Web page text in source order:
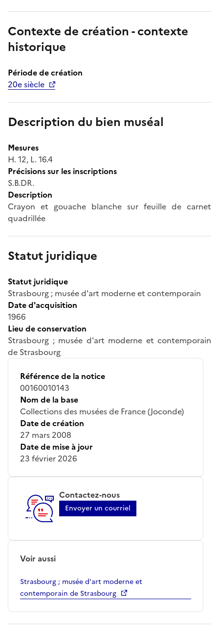
Contexte de création - contexte
historique
Période de création
20e siècle
Description du bien muséal
Mesures
H. 12, L. 16.4
Précisions sur les inscriptions
S.B.DR.
Description
Crayon et gouache blanche sur feuille de carnet
quadrillée
Statut juridique
Statut juridique
Strasbourg ; musée d'art moderne et contemporain
Date d'acquisition
1966
Lieu de conservation
Strasbourg ; musée d'art moderne et contemporain
de Strasbourg
Référence de la notice
00160010143
Nom de la base
Collections des musées de France (Joconde)
Date de création
27 mars 2008
Date de mise à jour
23 février 2026
Contactez-nous
Envoyer un courriel
Voir aussi
Strasbourg ; musée d'art moderne et
contemporain de Strasbourg